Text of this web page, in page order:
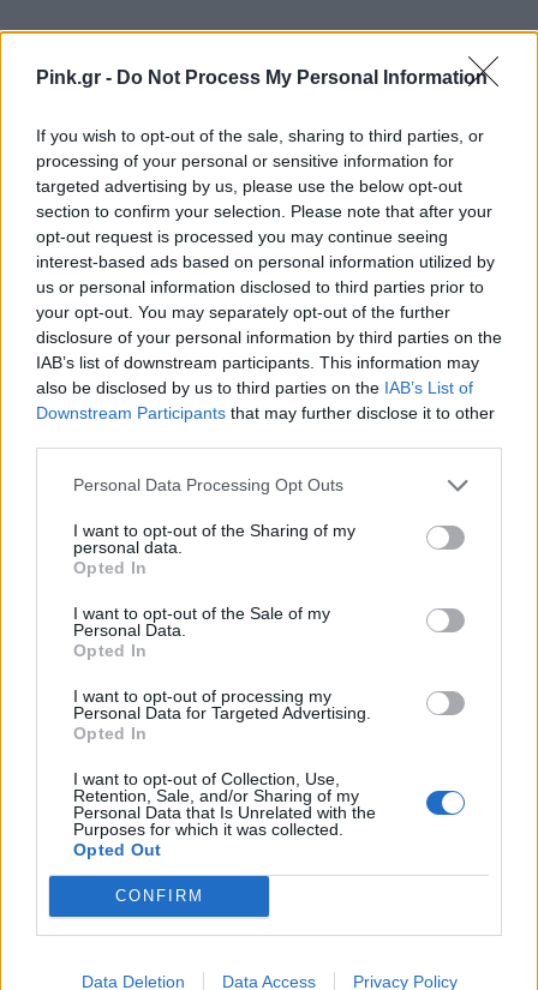
Pink.gr - Do Not Process My Personal Information
If you wish to opt-out of the sale, sharing to third parties, or
processing of your personal or sensitive information for
targeted advertising by us, please use the below opt-out
section to confirm your selection. Please note that after your
opt-out request is processed you may continue seeing
interest-based ads based on personal information utilized by
us or personal information disclosed to third parties prior to
your opt-out. You may separately opt-out of the further
disclosure of your personal information by third parties on the
IAB’s list of downstream participants. This information may
also be disclosed by us to third parties on the IAB’s List of
Downstream Participants that may further disclose it to other
Personal Data Processing Opt Outs
I want to opt-out of the Sharing of my
personal data.
Opted In
I want to opt-out of the Sale of my
Personal Data.
Opted In
I want to opt-out of processing my
Personal Data for Targeted Advertising.
Opted In
I want to opt-out of Collection, Use,
Retention, Sale, and/or Sharing of my
Personal Data that Is Unrelated with the
Purposes for which it was collected.
Opted Out
CONFIRM
Data Deletion Data Access Privacy Policy
Ακολουθήστε το Pink.gr στοGoogle Newsκαι
Ακολουθήστε το Pink.gr και στοInstagram
ΔΙΑΦΗΜΙΣΗ
Περισσότερα Θέματα
Entertainment